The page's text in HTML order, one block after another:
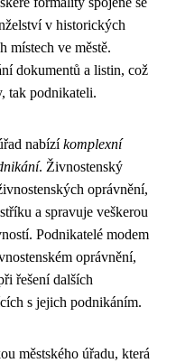
v historických
místech ve městě.
dokumentů a listin, což
tak podnikateli.
nabízíkomplexní
. Živnostenský
oprávnění,
a spravuje veškerou
Podnikatelé modem
oprávnění,
řešení dalších
s jejich podnikáním.
městského úřadu, která